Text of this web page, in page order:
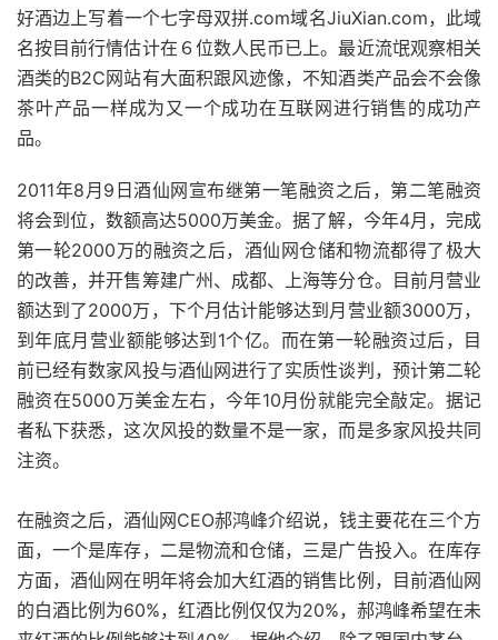
好酒边上写着一个七字母双拼.com域名JiuXian.com，此域
名按目前行情估计在６位数人民币已上。最近流氓观察相关
酒类的B2C网站有大面积跟风迹像，不知酒类产品会不会像
茶叶产品一样成为又一个成功在互联网进行销售的成功产
品。
2011年8月9日酒仙网宣布继第一笔融资之后，第二笔融资
将会到位，数额高达5000万美金。据了解，今年4月，完成
第一轮2000万的融资之后，酒仙网仓储和物流都得了极大
的改善，并开售筹建广州、成都、上海等分仓。目前月营业
额达到了2000万，下个月估计能够达到月营业额3000万，
到年底月营业额能够达到1个亿。而在第一轮融资过后，目
前已经有数家风投与酒仙网进行了实质性谈判，预计第二轮
融资在5000万美金左右，今年10月份就能完全敲定。据记
者私下获悉，这次风投的数量不是一家，而是多家风投共同
注资。
在融资之后，酒仙网CEO郝鸿峰介绍说，钱主要花在三个方
面，一个是库存，二是物流和仓储，三是广告投入。在库存
方面，酒仙网在明年将会加大红酒的销售比例，目前酒仙网
的白酒比例为60%，红酒比例仅仅为20%，郝鸿峰希望在未